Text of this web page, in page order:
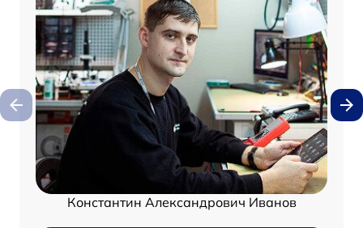
Константин Александрович Иванов